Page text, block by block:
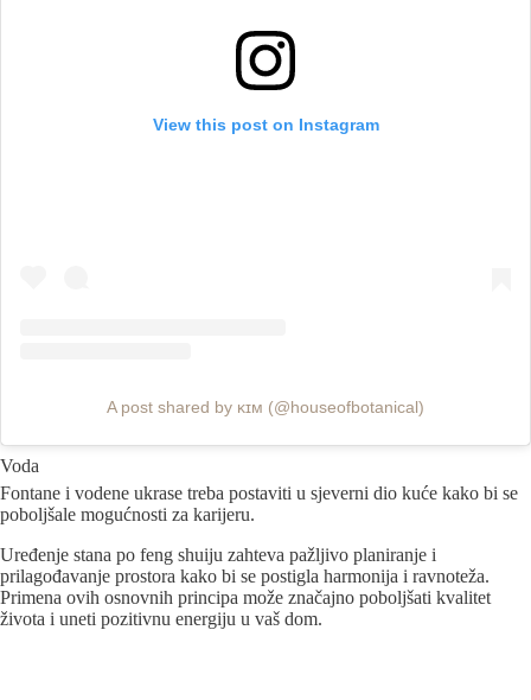
View this post on Instagram
A post shared by ᴋɪᴍ (@houseofbotanical)
Voda
Fontane i vodene ukrase treba postaviti u sjeverni dio kuće kako bi se
poboljšale mogućnosti za karijeru.
Uređenje stana po feng shuiju zahteva pažljivo planiranje i
prilagođavanje prostora kako bi se postigla harmonija i ravnoteža.
Primena ovih osnovnih principa može značajno poboljšati kvalitet
života i uneti pozitivnu energiju u vaš dom.